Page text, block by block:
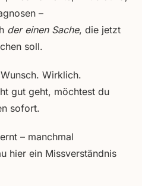
–
der einen Sache, die jetzt
soll.
Wirklich.
gut geht, möchtest du
sofort.
– manchmal
hier ein Missverständnis